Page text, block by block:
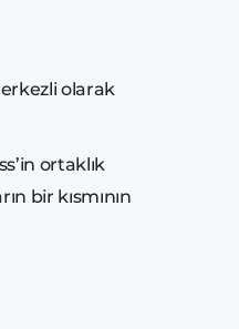
olarak
ortaklık
bir kısmının